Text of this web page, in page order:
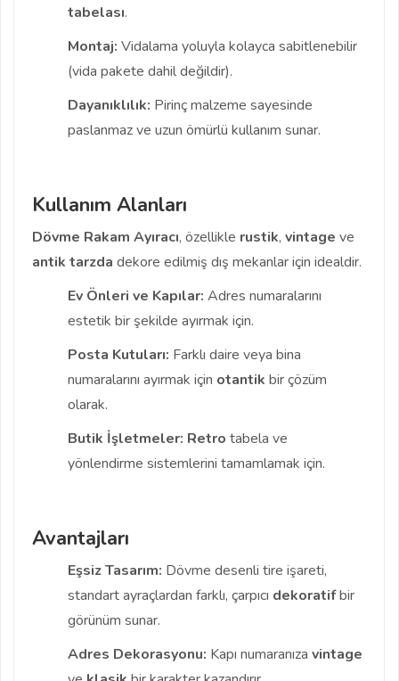
tabelası.
Montaj: Vidalama yoluyla kolayca sabitlenebilir
(vida pakete dahil değildir).
Dayanıklılık: Pirinç malzeme sayesinde
paslanmaz ve uzun ömürlü kullanım sunar.
Kullanım Alanları
Dövme Rakam Ayıracı, özellikle rustik, vintage ve
antik tarzda dekore edilmiş dış mekanlar için idealdir.
Ev Önleri ve Kapılar: Adres numaralarını
estetik bir şekilde ayırmak için.
Posta Kutuları: Farklı daire veya bina
numaralarını ayırmak için otantik bir çözüm
olarak.
Butik İşletmeler: Retro tabela ve
yönlendirme sistemlerini tamamlamak için.
Avantajları
Eşsiz Tasarım: Dövme desenli tire işareti,
standart ayraçlardan farklı, çarpıcı dekoratifbir
görünüm sunar.
Adres Dekorasyonu: Kapı numaranıza vintage